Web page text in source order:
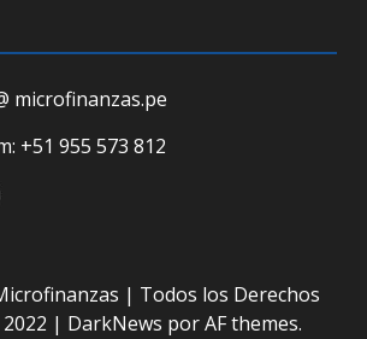
microfinanzas.pe
+51 955 573 812
| Todos los Derechos
| DarkNews por AF themes.